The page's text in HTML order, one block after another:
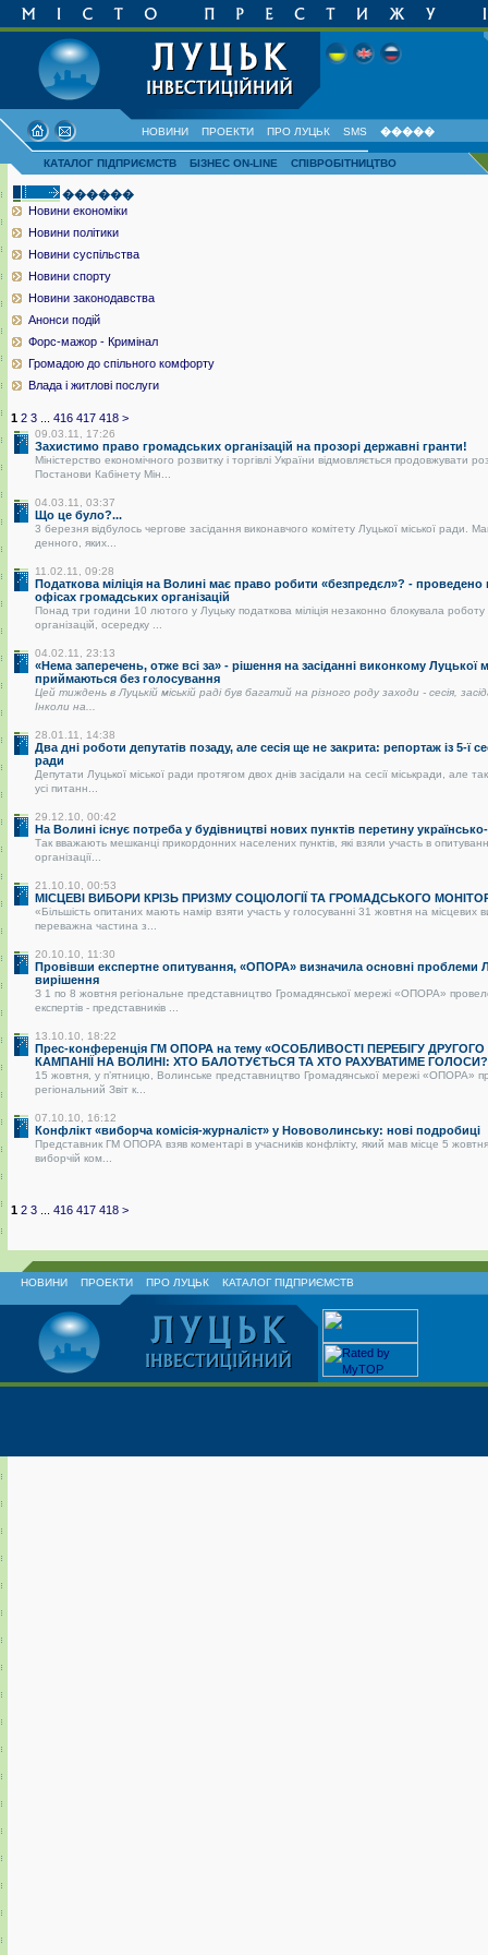
НОВИНИ ПРОЕКТИ ПРО ЛУЦЬК SMS �����
КАТАЛОГ ПІДПРИЄМСТВ БІЗНЕС ON-LINE СПІВРОБІТНИЦТВО
������
Новини економіки
Новини політики
Новини суспільства
Новини спорту
Новини законодавства
Анонси подій
Форс-мажор - Кримінал
Громадою до спільного комфорту
Влада і житлові послуги
1 2 3 416 417 418 >
09.03.11, 17:26
Захистимо право громадських організацій на прозорі державні гранти!
Міністерство економічного розвитку і торгівлі України відмовляється продовжувати
Постанови Кабінету Мін...
04.03.11, 03:37
Що це було?...
3 березня відбулось чергове засідання виконавчого комітету Луцької міської ради.
денного, яких...
11.02.11, 09:28
Податкова міліція на Волині має право робити «безпредєл»? -
офісах громадських організацій
Понад три години 10 лютого у Луцьку податкова міліція незаконно блокувала
організацій, осередку ...
04.02.11, 23:13
«Нема заперечень, отже всі за» - рішення на засіданні виконкому Луцької
приймаються без голосування
Цей тиждень в Луцькій міській раді був багатий на різного роду заходи - сесія,
Інколи на...
28.01.11, 14:38
Два дні роботи депутатів позаду, але сесія ще не закрита: репортаж із 5-ї
ради
Депутати Луцької міської ради протягом двох днів засідали на сесії міськради, але
усі питанн...
29.12.10, 00:42
На Волині існує потреба у будівництві нових пунктів перетину
Так вважають мешканці прикордонних населених пунктів, які взяли участь в
організації...
21.10.10, 00:53
МІСЦЕВІ ВИБОРИ КРІЗЬ ПРИЗМУ СОЦІОЛОГІЇ ТА ГРОМАДСЬКОГО
«Більшість опитаних мають намір взяти участь у голосуванні 31 жовтня на місцевих
переважна частина з...
20.10.10, 11:30
Провівши експертне опитування, «ОПОРА» визначила основні проблеми
вирішення
З 1 по 8 жовтня регіональне представництво Громадянської мережі «ОПОРА»
експертів - представників ...
13.10.10, 18:22
Прес-конференція ГМ ОПОРА на тему «ОСОБЛИВОСТІ ПЕРЕБІГУ
КАМПАНІЇ НА ВОЛИНІ: ХТО БАЛОТУЄТЬСЯ ТА ХТО РАХУВАТИМЕ
15 жовтня, у п’ятницю, Волинське представництво Громадянської мережі «ОПОРА»
регіональний Звіт к...
07.10.10, 16:12
Конфлікт «виборча комісія-журналіст» у Нововолинську: нові подробиці
Представник ГМ ОПОРА взяв коментарі в учасників конфлікту, який мав місце 5 жовтня
виборчій ком...
1 2 3 416 417 418 >
НОВИНИ ПРОЕКТИ ПРО ЛУЦЬК КАТАЛОГ ПІДПРИЄМСТВ